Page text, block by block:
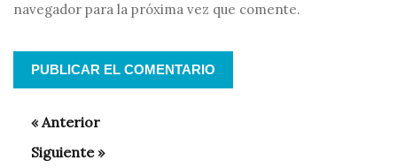
navegador para la próxima vez que comente.